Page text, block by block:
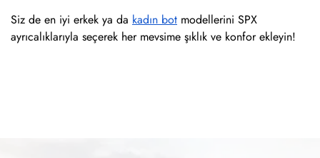
Siz de en iyi erkek ya da kadın bot modellerini SPX
ayrıcalıklarıyla seçerek her mevsime şıklık ve konfor ekleyin!